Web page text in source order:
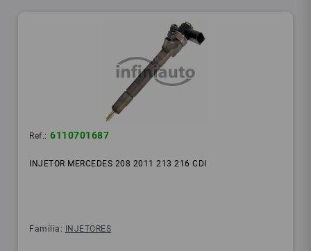
Ref.: 6110701687
INJETOR MERCEDES 208 2011 213 216 CDI
Família: INJETORES